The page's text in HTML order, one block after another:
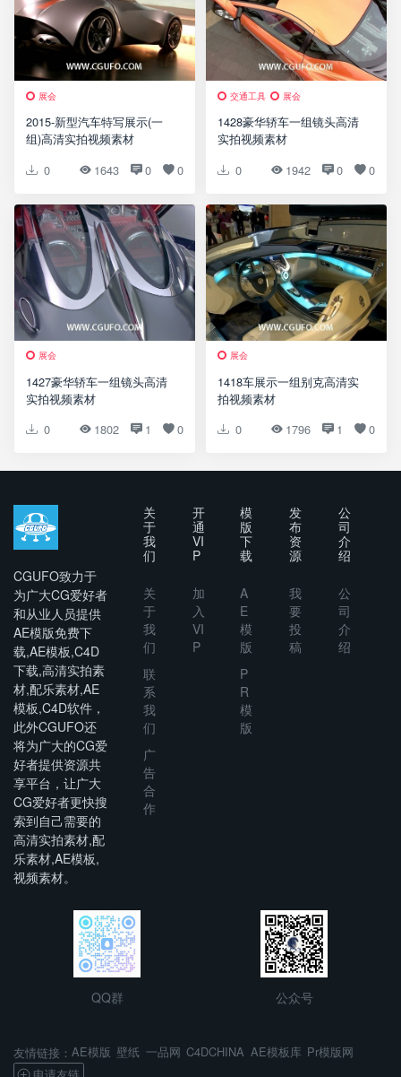
展会
2015-新型汽车特写展示(一
组)高清实拍视频素材
0
1643 0 0
交通工具 展会
1428豪华轿车一组镜头高清
实拍视频素材
0
1942 0 0
展会
1427豪华轿车一组镜头高清
实拍视频素材
0
1802 1 0
展会
1418车展示一组别克高清实
拍视频素材
0
1796 1 0
CGUFO致力于
为广大CG爱好者
和从业人员提供
AE模版免费下
载,AE模板,C4D
下载,高清实拍素
材,配乐素材,AE
模板,C4D软件，
此外CGUFO还
将为广大的CG爱
好者提供资源共
享平台，让广大
CG爱好者更快搜
索到自己需要的
高清实拍素材,配
乐素材,AE模板,
视频素材。
关
于
我
们
关
于
我
们
联
系
我
们
广
告
合
作
开
通
VI
P
加
入
VI
P
模
版
下
载
A
E
模
版
P
R
模
版
发
布
资
源
我
要
投
稿
公
司
介
绍
公
司
介
绍
QQ群 公众号
友情链接： AE模版 壁纸 一品网 C4DCHINA AE模板库 Pr模版网